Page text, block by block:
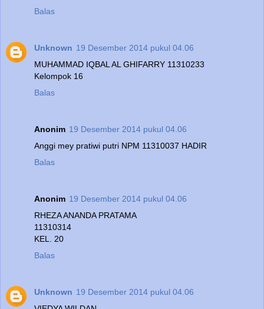
Balas
Unknown 19 Desember 2014 pukul 04.06
MUHAMMAD IQBAL AL GHIFARRY 11310233
Kelompok 16
Balas
Anonim 19 Desember 2014 pukul 04.06
Anggi mey pratiwi putri NPM 11310037 HADIR
Balas
Anonim 19 Desember 2014 pukul 04.06
RHEZA ANANDA PRATAMA
11310314
KEL. 20
Balas
Unknown 19 Desember 2014 pukul 04.06